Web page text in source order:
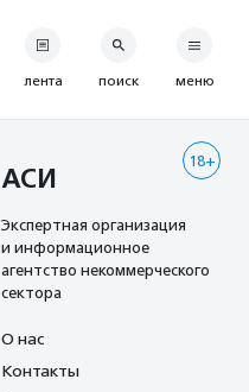
лента поиск меню
18+
АСИ
Экспертная организация
и информационное
агентство некоммерческого
сектора
О нас
Контакты